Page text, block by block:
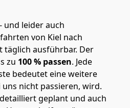
und leider auch
von Kiel nach
täglich ausführbar. Der
zu 100 % passen. Jede
bedeutet eine weitere
nicht passieren, wird.
geplant und auch